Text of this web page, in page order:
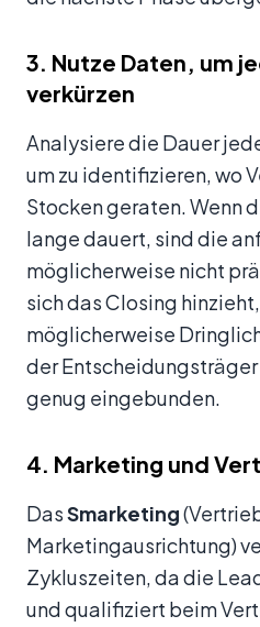
3. Nutze Daten, um
verkürzen
Analysiere die Dauer
um zu identifizieren, wo
Stocken geraten. Wenn
lange dauert, sind die
möglicherweise nicht
sich das Closing
möglicherweise
der
genug eingebunden.
4. Marketing und
DasSmarketing
Marketingausrichtung)
Zykluszeiten, da die
und qualifiziert beim